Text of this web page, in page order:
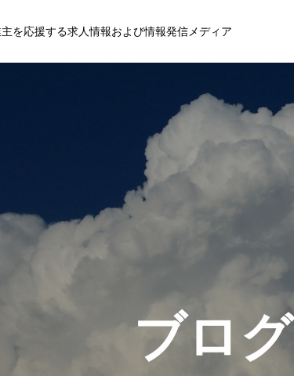
を応援する求人情報および情報発信メディア
ブログ